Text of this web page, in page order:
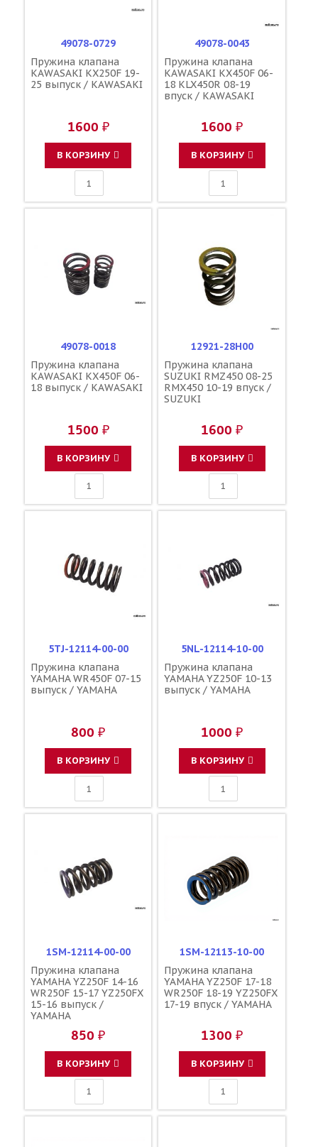
49078-0729
Пружина клапана
KAWASAKI KX250F 19-
25 выпуск / KAWASAKI
1600 ₽
В КОРЗИНУ
49078-0043
Пружина клапана
KAWASAKI KX450F 06-
18 KLX450R 08-19
впуск / KAWASAKI
1600 ₽
В КОРЗИНУ
49078-0018
Пружина клапана
KAWASAKI KX450F 06-
18 выпуск / KAWASAKI
1500 ₽
В КОРЗИНУ
12921-28H00
Пружина клапана
SUZUKI RMZ450 08-25
RMX450 10-19 впуск /
SUZUKI
1600 ₽
В КОРЗИНУ
5TJ-12114-00-00
Пружина клапана
YAMAHA WR450F 07-15
выпуск / YAMAHA
800 ₽
В КОРЗИНУ
5NL-12114-10-00
Пружина клапана
YAMAHA YZ250F 10-13
выпуск / YAMAHA
1000 ₽
В КОРЗИНУ
1SM-12114-00-00
Пружина клапана
YAMAHA YZ250F 14-16
WR250F 15-17 YZ250FX
15-16 выпуск /
YAMAHA
850 ₽
В КОРЗИНУ
1SM-12113-10-00
Пружина клапана
YAMAHA YZ250F 17-18
WR250F 18-19 YZ250FX
17-19 впуск / YAMAHA
1300 ₽
В КОРЗИНУ